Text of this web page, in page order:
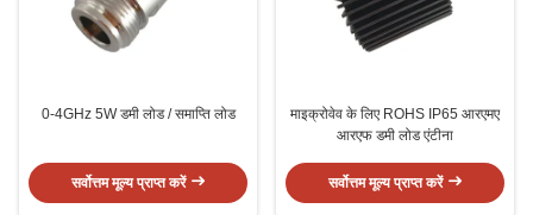
0-4GHz 5W डमी लोड / समाप्ति लोड
सर्वोत्तम मूल्य प्राप्त करें
माइक्रोवेव के लिए ROHS IP65 आरएमए
आरएफ डमी लोड एंटीना
सर्वोत्तम मूल्य प्राप्त करें